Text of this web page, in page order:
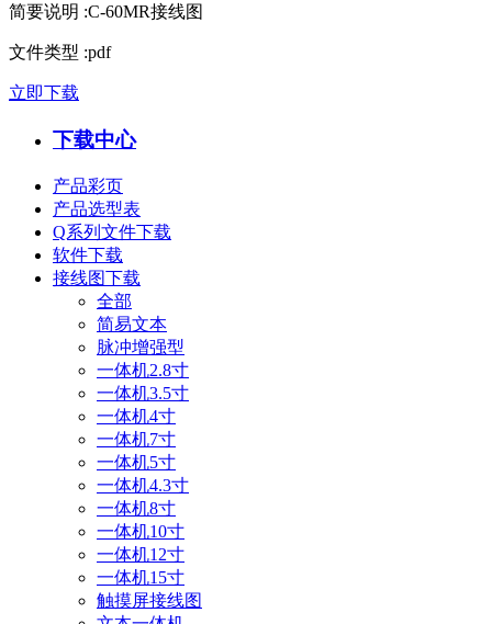
简要说明 :C-60MR接线图
文件类型 :pdf
立即下载
下载中心
产品彩页
产品选型表
Q系列文件下载
软件下载
接线图下载
全部
简易文本
脉冲增强型
一体机2.8寸
一体机3.5寸
一体机4寸
一体机7寸
一体机5寸
一体机4.3寸
一体机8寸
一体机10寸
一体机12寸
一体机15寸
触摸屏接线图